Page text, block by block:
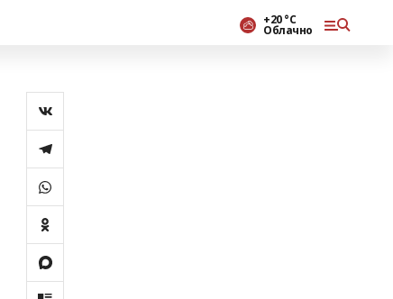
+20 °С
Облачно